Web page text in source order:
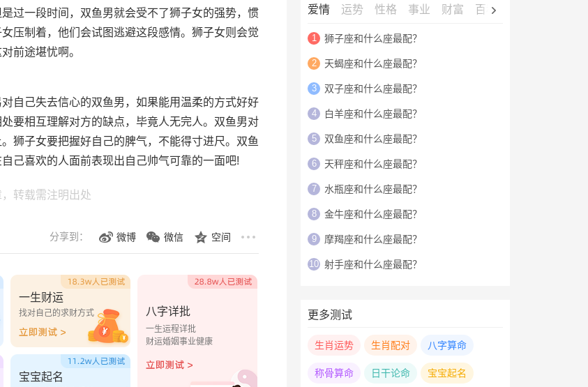
过一段时间，双鱼男就会受不了狮子女的强势，惯
压制着，他们会试图逃避这段感情。狮子女则会觉
前途堪忧啊。
己失去信心的双鱼男，如果能用温柔的方式好好
要相互理解对方的缺点，毕竟人无完人。双鱼男对
狮子女要把握好自己的脾气，不能得寸进尺。双鱼
己喜欢的人面前表现出自己帅气可靠的一面吧!
转载需注明出处
分享到： 微博 微信 空间
一生财运
找对自己的求财方式
宝宝起名
八字详批
一生运程详批
财运婚姻事业健康
爱情 运势 性格 事业 财富 百科
1 狮子座和什么座最配？
2 天蝎座和什么座最配？
3 双子座和什么座最配？
4 白羊座和什么座最配？
5 双鱼座和什么座最配？
6 天秤座和什么座最配？
7 水瓶座和什么座最配？
8 金牛座和什么座最配？
9 摩羯座和什么座最配？
10 射手座和什么座最配？
更多测试
生肖运势 生肖配对 八字算命
称骨算命 日干论命 宝宝起名